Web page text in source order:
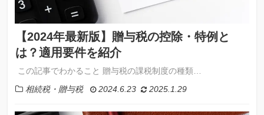
【2024年最新版】贈与税の控除・特例と
は？適用要件を紹介
この記事でわかること 贈与税の課税制度の種類…
2024.6.23
2025.1.29
相続税・贈与税